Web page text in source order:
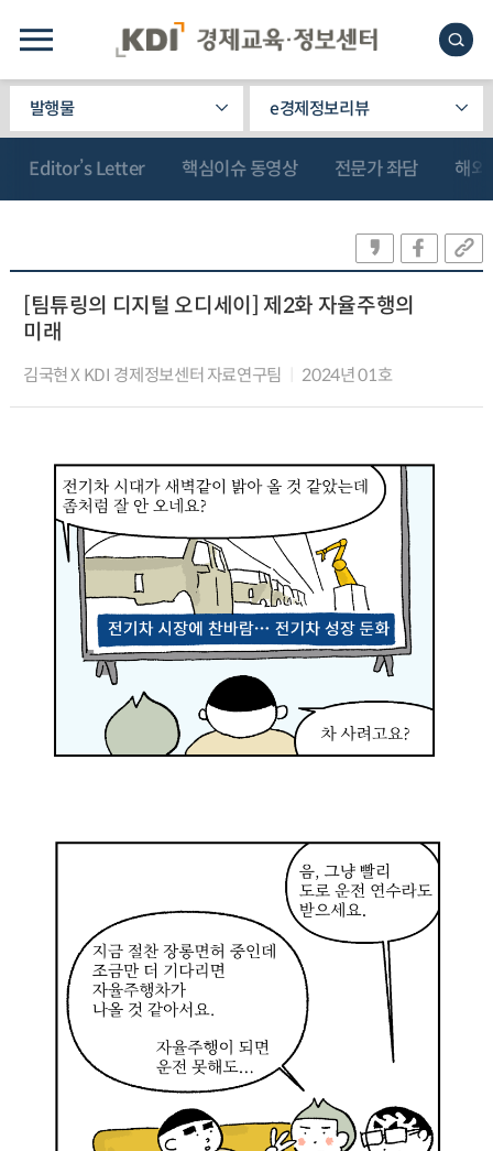
발행물 e경제정보리뷰
Editor’s Letter 핵심이슈 동영상 전문가 좌담 해외
[팀튜링의 디지털 오디세이] 제2화 자율주행의
미래
김국현 X KDI 경제정보센터 자료연구팀 2024년 01호